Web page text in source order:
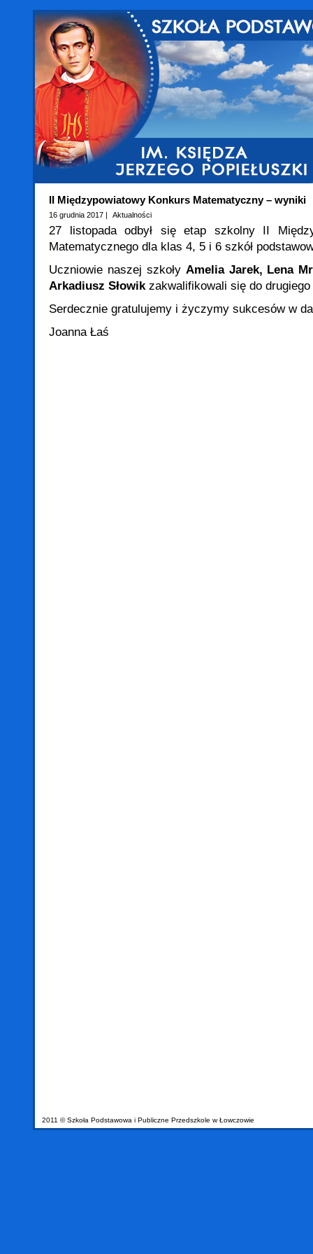
II Międzypowiatowy Konkurs Matematyczny – wyniki
16 grudnia 2017 | Aktualności
27 listopada odbył się etap szkolny
II
Matematycznego dla klas 4, 5 i 6 szkół
Uczniowie naszej szkoły Amelia Jarek, Lena
Arkadiusz Słowikzakwalifikowali się do drugiego
Serdecznie gratulujemy i życzymy sukcesów w
Joanna Łaś
2011 © Szkoła Podstawowa i Publiczne Przedszkole w Łowczowie